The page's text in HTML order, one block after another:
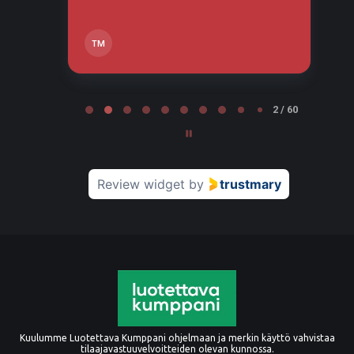
TM
2 / 60
Review widget by trustmary
Kuulumme Luotettava Kumppani ohjelmaan ja merkin käyttö vahvistaa
tilaajavastuuvelvoitteiden olevan kunnossa.